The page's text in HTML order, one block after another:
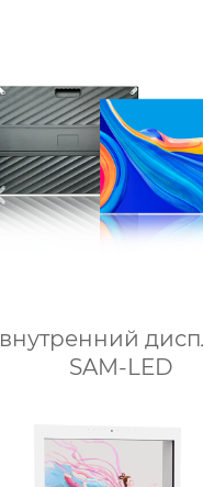
внутренний
SAM-LED